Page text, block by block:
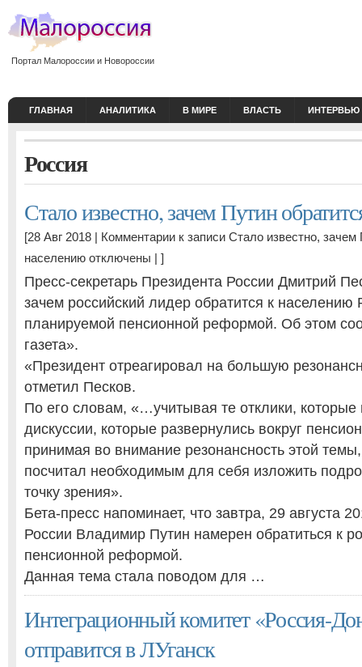
Портал Малороссии и Новороссии
ГЛАВНАЯ АНАЛИТИКА В МИРЕ ВЛАСТЬ ИНТЕРВЬЮ
Россия
Стало известно, зачем Путин
[28 Авг 2018 | Комментарии к записи Стало известно, зачем
населению отключены | ]
Пресс-секретарь Президента России Дмитрий
зачем российский лидер обратится к населению
планируемой пенсионной реформой. Об этом
газета».
«Президент отреагировал на большую
отметил Песков.
По его словам, «…учитывая те отклики,
дискуссии, которые развернулись вокруг
принимая во внимание резонансность этой
посчитал необходимым для себя изложить
точку зрения».
Бета-пресс напоминает, что завтра, 29 августа
России Владимир Путин намерен обратиться к
пенсионной реформой.
Данная тема стала поводом для …
Интеграционный комитет «Россия-
отправится в ЛУганск